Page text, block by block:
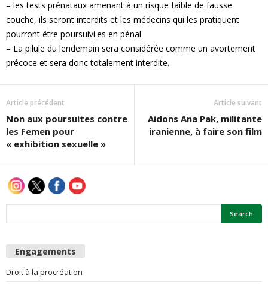
– les tests prénataux amenant à un risque faible de fausse
couche, ils seront interdits et les médecins qui les pratiquent
pourront être poursuivi.es en pénal
– La pilule du lendemain sera considérée comme un avortement
précoce et sera donc totalement interdite.
Article précédent
Non aux poursuites contre
les Femen pour
« exhibition sexuelle »
Article suivant
Aidons Ana Pak, militante
iranienne, à faire son film
Engagements
Droit à la procréation